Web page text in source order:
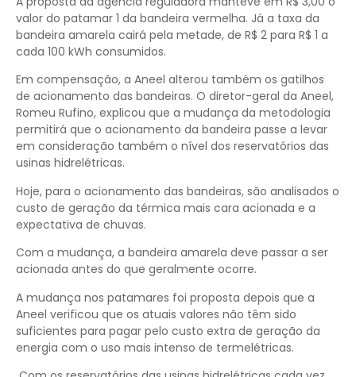
valor do patamar 1 da bandeira vermelha. Já a taxa da
bandeira amarela cairá pela metade, de R$ 2 para R$ 1 a
cada 100 kWh consumidos.
Em compensação, a Aneel alterou também os gatilhos
de acionamento das bandeiras. O diretor-geral da Aneel,
Romeu Rufino, explicou que a mudança da metodologia
permitirá que o acionamento da bandeira passe a levar
em consideração também o nível dos reservatórios das
usinas hidrelétricas.
Hoje, para o acionamento das bandeiras, são analisados o
custo de geração da térmica mais cara acionada e a
expectativa de chuvas.
Com a mudança, a bandeira amarela deve passar a ser
acionada antes do que geralmente ocorre.
A mudança nos patamares foi proposta depois que a
Aneel verificou que os atuais valores não têm sido
suficientes para pagar pelo custo extra de geração da
energia com o uso mais intenso de termelétricas.